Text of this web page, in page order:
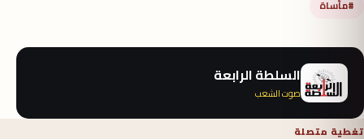
#مأساة
السلطة الرابعة
صوت الشعب
تغطية متصلة